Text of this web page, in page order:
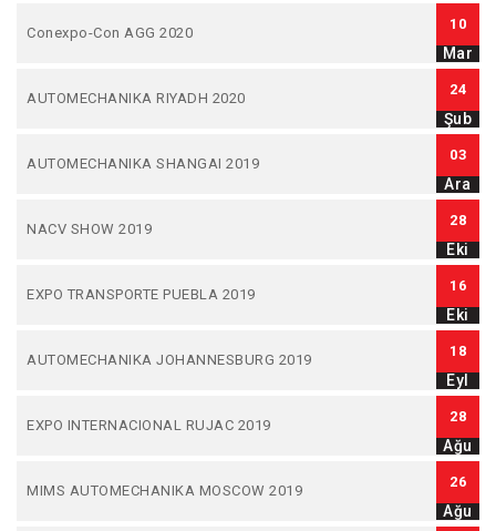
Conexpo-Con AGG 2020
10
Mar
AUTOMECHANIKA RIYADH 2020
24
Şub
AUTOMECHANIKA SHANGAI 2019
03
Ara
NACV SHOW 2019
28
Eki
EXPO TRANSPORTE PUEBLA 2019
16
Eki
AUTOMECHANIKA JOHANNESBURG 2019
18
Eyl
EXPO INTERNACIONAL RUJAC 2019
28
Ağu
MIMS AUTOMECHANIKA MOSCOW 2019
26
Ağu